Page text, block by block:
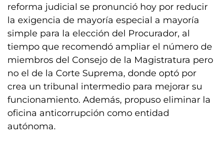
reforma judicial se pronunció hoy por reducir
la exigencia de mayoría especial a mayoría
simple para la elección del Procurador, al
tiempo que recomendó ampliar el número de
miembros del Consejo de la Magistratura pero
no el de la Corte Suprema, donde optó por
crea un tribunal intermedio para mejorar su
funcionamiento. Además, propuso eliminar la
oficina anticorrupción como entidad
autónoma.